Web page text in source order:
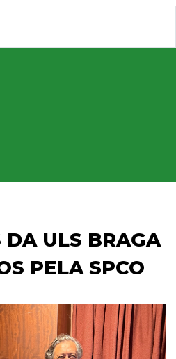
DA ULS BRAGA
PELA SPCO